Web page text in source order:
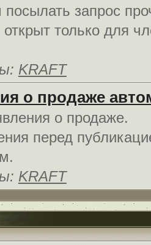
запрос
только для
KRAFT
о продаже
о продаже.
перед
KRAFT